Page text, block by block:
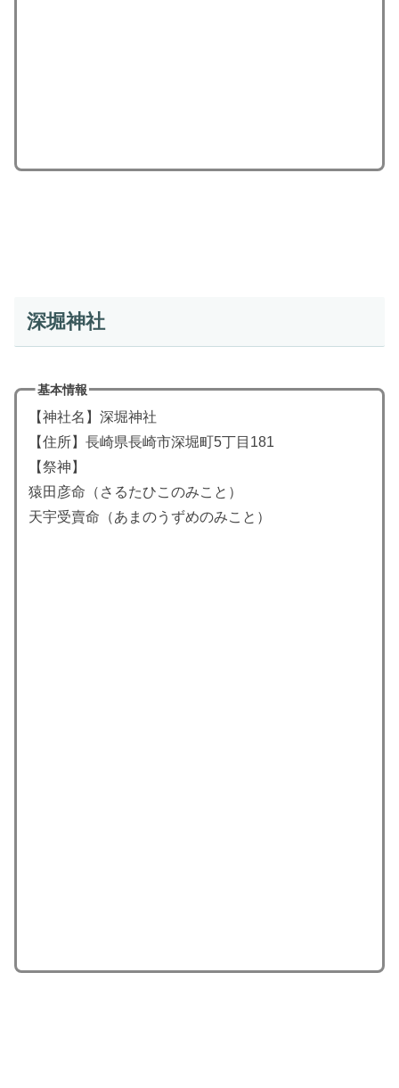
深堀神社
基本情報
【神社名】深堀神社
【住所】長崎県長崎市深堀町5丁目181
【祭神】
猿田彦命（さるたひこのみこと）
天宇受賣命 （あまのうずめのみこと）